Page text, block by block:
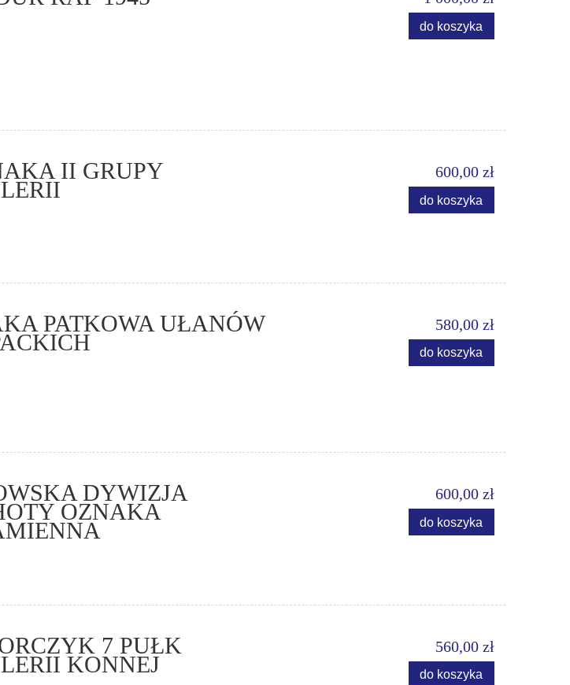
do koszyka
II GRUPY 600,00 zł
do koszyka
PATKOWA UŁANÓW 580,00 zł
do koszyka
DYWIZJA
OZNAKA
600,00 zł
do koszyka
7 PUŁK
KONNEJ
560,00 zł
do koszyka